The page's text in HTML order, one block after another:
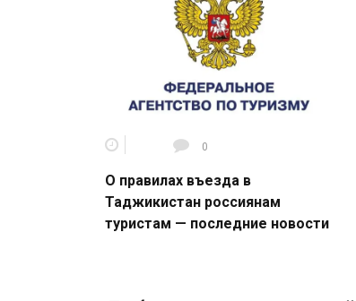
0
О правилах въезда в
Таджикистан россиянам
туристам — последние новости